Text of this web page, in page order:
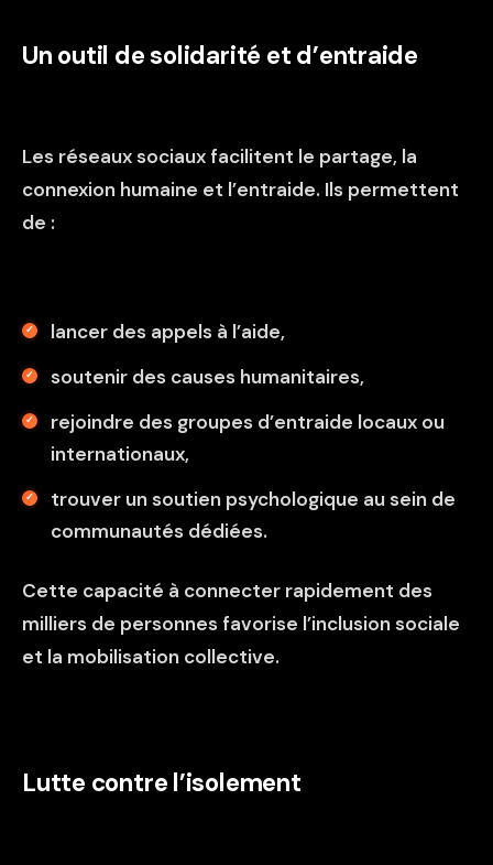
Un outil de solidarité et d’entraide
Les réseaux sociaux facilitent le partage, la
connexion humaine et l’entraide. Ils permettent
de :
lancer des appels à l’aide,
soutenir des causes humanitaires,
rejoindre des groupes d’entraide locaux ou
internationaux,
trouver un soutien psychologique au sein de
communautés dédiées.
Cette capacité à connecter rapidement des
milliers de personnes favorise l’inclusion sociale
et la mobilisation collective.
Lutte contre l’isolement